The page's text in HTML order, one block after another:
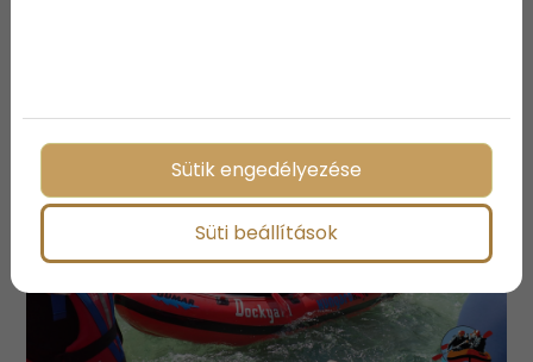
Sütik engedélyezése
Süti beállítások